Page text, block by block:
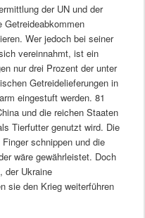
der UN und der
Getreideabkommen
Wer jedoch bei seiner
vereinnahmt, ist ein
nur drei Prozent der unter
Getreidelieferungen in
eingestuft werden. 81
und die reichen Staaten
Tierfutter genutzt wird. Die
schnippen und die
wäre gewährleistet. Doch
der Ukraine
sie den Krieg weiterführen